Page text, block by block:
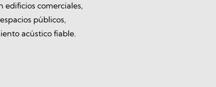
edificios comerciales,
públicos,
acústico fiable.